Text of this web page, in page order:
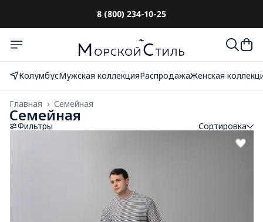
До 10 000₽ с оплатой при получении
КолумбусМужская коллекцияРаспродажаЖенская
Семейная
Главная ›
Семейная
Фильтры Сортировка